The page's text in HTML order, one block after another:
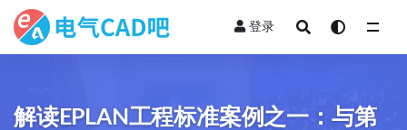
登录
解读EPLAN工程标准案例之一：与第